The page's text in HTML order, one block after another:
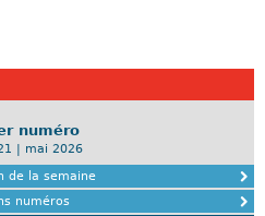
numéro
| mai 2026
de la semaine
numéros